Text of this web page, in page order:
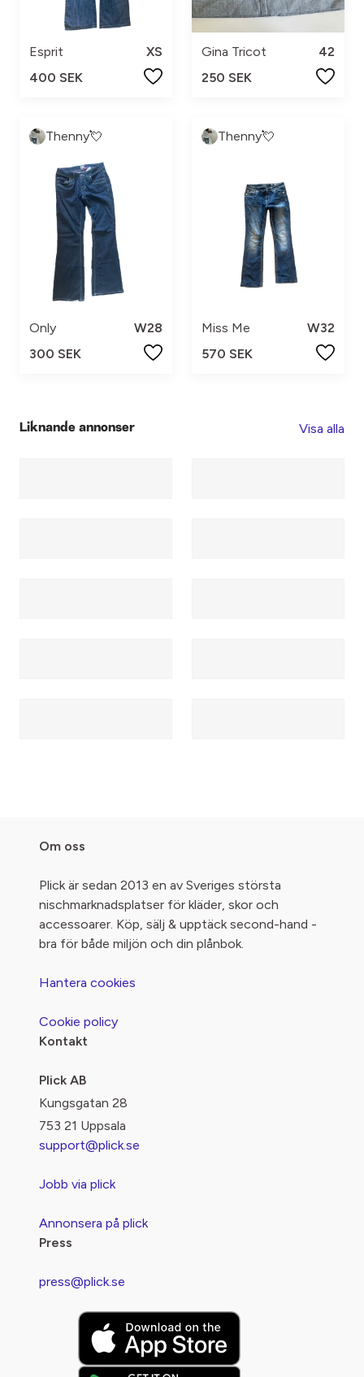
Esprit
XS
400 SEK
Gina Tricot
42
250 SEK
Thenny💘
Only
W28
300 SEK
Thenny💘
Miss Me
W32
570 SEK
Liknande annonser Visa alla
Om oss
Plick är sedan 2013 en av Sveriges största
nischmarknadsplatser för kläder, skor och
accessoarer. Köp, sälj & upptäck second-hand -
bra för både miljön och din plånbok.
Hantera cookies
Cookie policy
Kontakt
Plick AB
Kungsgatan 28
753 21 Uppsala
support@plick.se
Jobb via plick
Annonsera på plick
Press
press@plick.se